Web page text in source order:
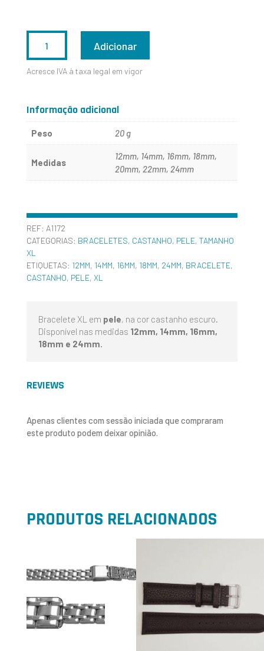
DE
Adicionar
Acresce IVA à taxa legal em vigor
Informação adicional
Peso 20 g
Medidas
12mm, 14mm, 16mm, 18mm,
20mm, 22mm, 24mm
REF: A1172
CATEGORIAS: BRACELETES, CASTANHO, PELE, TAMANHO
XL
ETIQUETAS: 12MM, 14MM, 16MM, 18MM, 24MM, BRACELETE,
CASTANHO, PELE, XL
Bracelete XL em pele, na cor castanho escuro.
Disponível nas medidas 12mm, 14mm, 16mm,
18mm e 24mm.
REVIEWS
Apenas clientes com sessão iniciada que compraram
este produto podem deixar opinião.
PRODUTOS RELACIONADOS